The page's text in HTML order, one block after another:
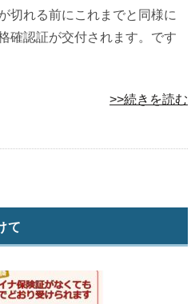
切れる前にこれまでと同様に
確認証が交付されます。です
>>続きを読む
て